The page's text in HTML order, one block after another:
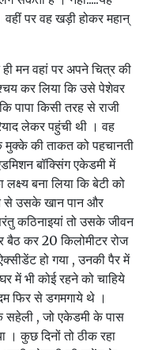
पर वह खड़ी होकर महान्
मन वहां पर अपने चित्र की
कर लिया कि उसे पेशेवर
पापा किसी तरह से राजी
लेकर पहुंची थी । वह
की ताकत को पहचानती
बॉक्सिंग एकेडमी में
बना लिया कि बेटी को
से उसके खान पान और
कठिनाइयां तो उसके जीवन
कर 20 किलोमीटर रोज
हो गया , उनकी पैर में
में भी कोई रहने को चाहिये
फिर से डगमगाये थे ।
सहेली , जो एकेडमी के पास
। कुछ दिनों तो ठीक रहा